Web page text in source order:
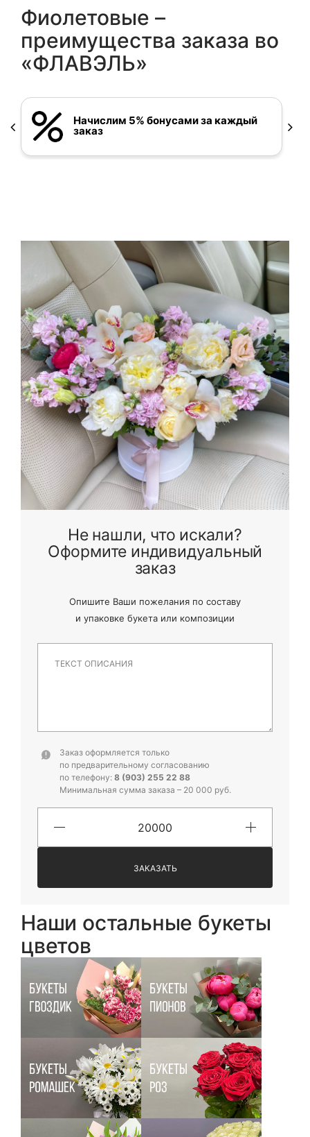
Фиолетовые –
преимущества заказа во
«ФЛАВЭЛЬ»
Начислим 5% бонусами за каждый
заказ
Не нашли, что искали?
Оформите индивидуальный
заказ
Опишите Ваши пожелания по составу
и упаковке букета или композиции
Заказ оформляется только
по предварительному согласованию
по телефону: 8 (903) 255 22 88
Минимальная сумма заказа – 20 000 руб.
ЗАКАЗАТЬ
Наши остальные букеты
цветов